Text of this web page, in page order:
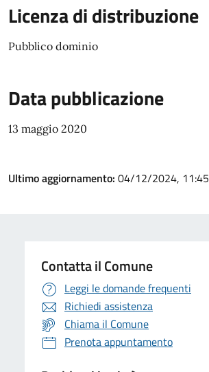
Licenza di distribuzione
Pubblico dominio
Data pubblicazione
13 maggio 2020
Ultimo aggiornamento: 04/12/2024, 11:45
Contatta il Comune
Leggi le domande frequenti
Richiedi assistenza
Chiama il Comune
Prenota appuntamento